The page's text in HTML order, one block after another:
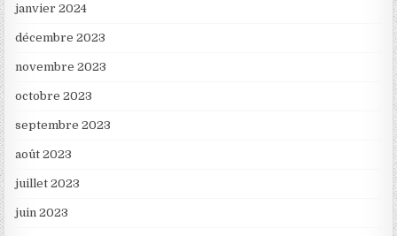
janvier 2024
décembre 2023
novembre 2023
octobre 2023
septembre 2023
août 2023
juillet 2023
juin 2023